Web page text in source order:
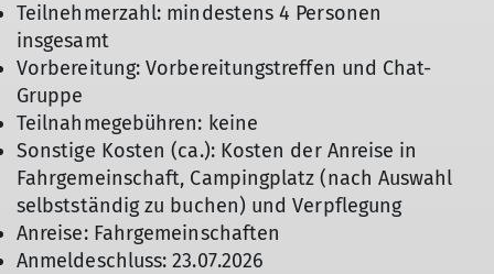
Teilnehmerzahl: mindestens 4 Personen
insgesamt
Vorbereitung: Vorbereitungstreffen und Chat-
Gruppe
Teilnahmegebühren: keine
Sonstige Kosten (ca.): Kosten der Anreise in
Fahrgemeinschaft, Campingplatz (nach Auswahl
selbstständig zu buchen) und Verpflegung
Anreise: Fahrgemeinschaften
Anmeldeschluss: 23.07.2026